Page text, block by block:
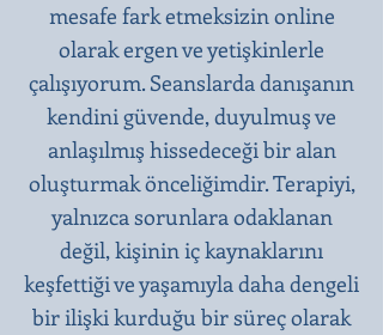
mesafe fark etmeksizin online
olarak ergen ve yetişkinlerle
çalışıyorum. Seanslarda danışanın
kendini güvende, duyulmuş ve
anlaşılmış hissedeceği bir alan
oluşturmak önceliğimdir. Terapiyi,
yalnızca sorunlara odaklanan
değil, kişinin iç kaynaklarını
keşfettiği ve yaşamıyla daha dengeli
bir ilişki kurduğu bir süreç olarak